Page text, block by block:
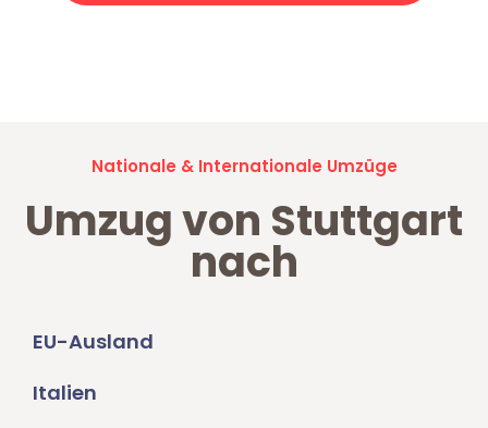
Nationale & Internationale Umzüge
Umzug von Stuttgart
nach
EU-Ausland
Italien